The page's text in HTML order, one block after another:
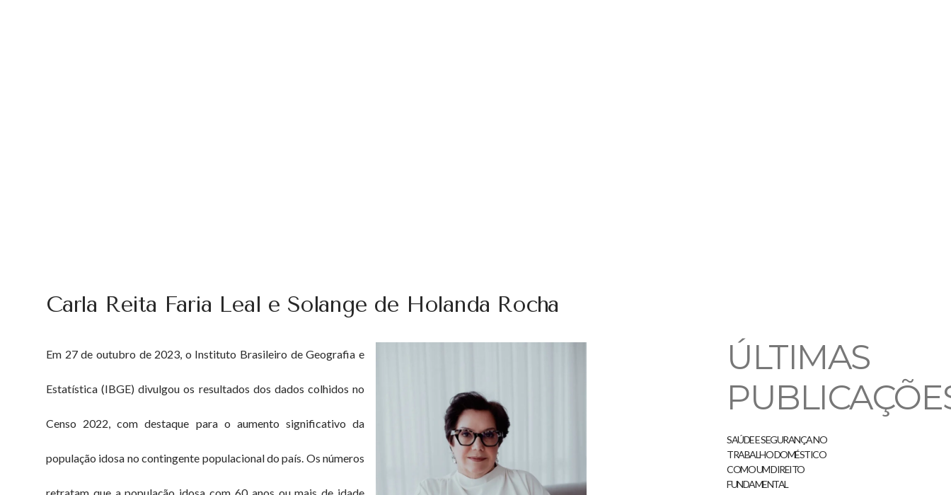
Carla Reita Faria Leal e Solange de Holanda Rocha
Em 27 de outubro de 2023, o Instituto Brasileiro de Geografia e
Estatística (IBGE) divulgou os resultados dos dados colhidos no
Censo 2022, com destaque para o aumento significativo da
população idosa no contingente populacional do país. Os números
ÚLTIMAS
SAÚDE E SEGURANÇA NO
TRABALHO DOMÉSTICO
COMO UM DIREITO
FUNDAMENTAL